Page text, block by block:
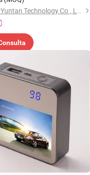
Shenzhen Yuntan Technology Co., Ltd.